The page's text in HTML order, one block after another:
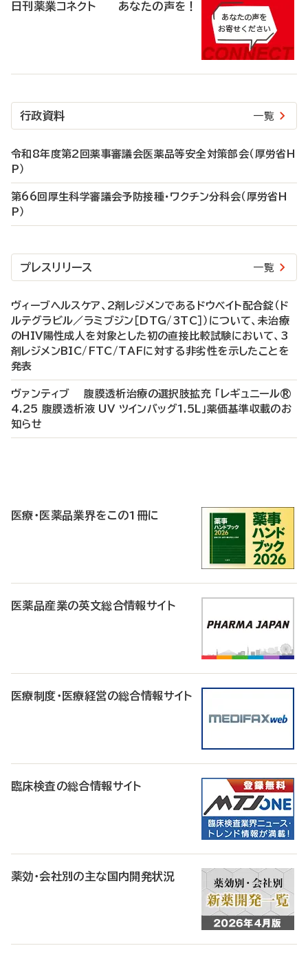
日刊薬業コネクト あなたの声を！
行政資料 一覧
令和8年度第2回薬事審議会医薬品等安全対策部会（厚労省H
P）
第66回厚生科学審議会予防接種・ワクチン分科会（厚労省H
P）
プレスリリース 一覧
ヴィーブヘルスケア、2剤レジメンであるドウベイト配合錠（ド
ルテグラビル／ラミブジン［DTG/3TC］）について、未治療
のHIV陽性成人を対象とした初の直接比較試験において、3
剤レジメンBIC/FTC/TAFに対する非劣性を示したことを
発表
ヴァンティブ 腹膜透析治療の選択肢拡充 「レギュニール®
4.25 腹膜透析液 UV ツインバッグ1.5L」薬価基準収載のお
知らせ
医療・医薬品業界をこの1冊に
医薬品産業の英文総合情報サイト
医療制度・医療経営の総合情報サイト
臨床検査の総合情報サイト
薬効・会社別の主な国内開発状況